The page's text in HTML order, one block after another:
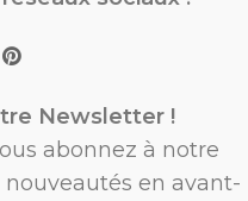
Newsletter !
abonnez à notre
en avant-